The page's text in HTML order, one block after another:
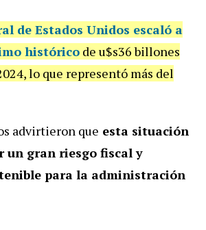
de Estados Unidos escaló a
histórico de u$s36 billones
lo que representó más del
advirtieron que esta situación
un gran riesgo fiscal y
para la administración